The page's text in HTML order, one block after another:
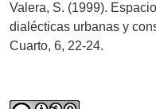
Valera, S. (1999).
dialécticas urbanas y
Cuarto, 6, 22-24.